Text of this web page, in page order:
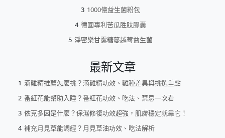
1000億益生菌粉包
德國專利苦瓜胜肽膠囊
淨密樂甘露糖蔓越莓益生菌
最新文章
滴雞精推薦怎麼挑？滴雞精功效、雞種差異與挑選重點
番紅花能幫助入睡？番紅花功效、吃法、禁忌一次看
依克多因是什麼？保濕修復功效超強，肌膚穩定就靠它！
補充月見草能調經？月見草油功效、吃法解析